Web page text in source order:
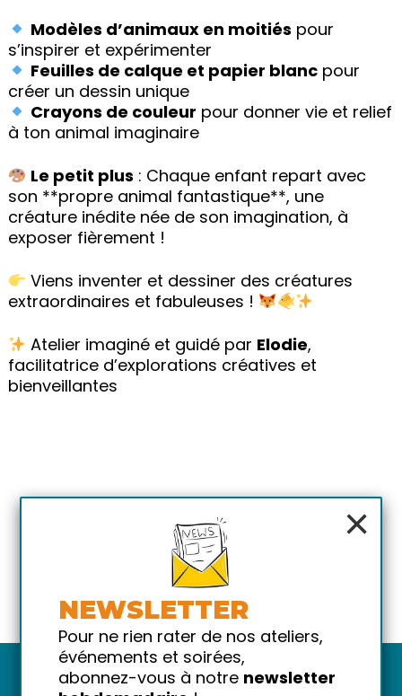
Modèles d’animaux en moitiés pour
s’inspirer et expérimenter
Feuilles de calque et papier blanc pour
créer un dessin unique
Crayons de couleur pour donner vie et relief
à ton animal imaginaire
Le petit plus : Chaque enfant repart avec
son **propre animal fantastique**, une
créature inédite née de son imagination, à
exposer fièrement !
Viens inventer et dessiner des créatures
extraordinaires et fabuleuses !
Atelier imaginé et guidé par Elodie,
facilitatrice d’explorations créatives et
bienveillantes
×
NEWSLETTER
Pour ne rien rater de nos ateliers,
événements et soirées,
abonnez-vous à notre newsletter